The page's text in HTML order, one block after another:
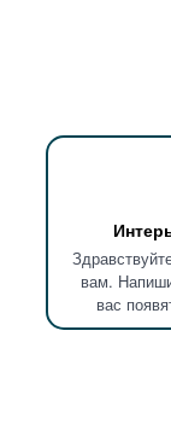
вам.
вас